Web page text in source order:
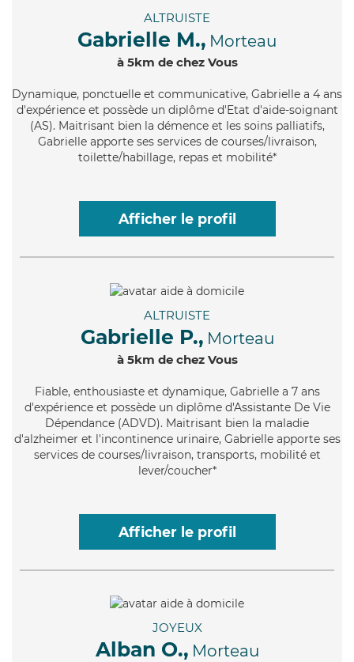
ALTRUISTE
Gabrielle M., Morteau
à 5km de chez Vous
Dynamique, ponctuelle et communicative, Gabrielle a 4 ans
d'expérience et possède un diplôme d'Etat d'aide-soignant
(AS). Maitrisant bien la démence et les soins palliatifs,
Gabrielle apporte ses services de courses/livraison,
toilette/habillage, repas et mobilité*
Afficher le profil
ALTRUISTE
Gabrielle P., Morteau
à 5km de chez Vous
Fiable, enthousiaste et dynamique, Gabrielle a 7 ans
d'expérience et possède un diplôme d'Assistante De Vie
Dépendance (ADVD). Maitrisant bien la maladie
d'alzheimer et l'incontinence urinaire, Gabrielle apporte ses
services de courses/livraison, transports, mobilité et
lever/coucher*
Afficher le profil
JOYEUX
Alban O., Morteau